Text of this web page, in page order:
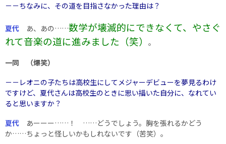
－－ちなみに、その道を目指さなかった理由は？
夏代 あ、あの……数学が壊滅的にできなくて、やさぐ
れて音楽の道に進みました（笑）
。
一同 （爆笑）
－－レオニの子たちは高校生にしてメジャーデビューを夢見るわけ
ですけど、夏代さんは高校生のときに思い描いた自分に、なれてい
ると思いますか？
夏代 あーーー……！ ……どうでしょう。胸を張れるかどう
か……ちょっと怪しいかもしれないです（苦笑）。